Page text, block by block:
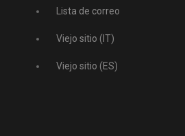
Lista de correo
Viejo sitio (IT)
Viejo sitio (ES)